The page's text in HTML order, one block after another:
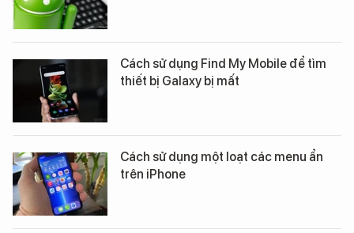
Cách sử dụng Find My Mobile để tìm
thiết bị Galaxy bị mất
Cách sử dụng một loạt các menu ẩn
trên iPhone